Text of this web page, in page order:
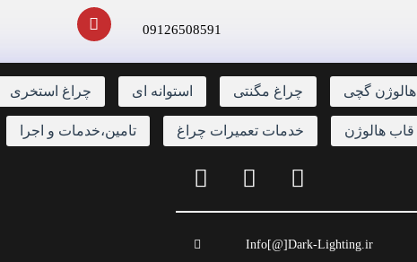
09126508591
هالوژن گچی چراغ مگنتی استوانه ای چراغ استخری
قاب هالوژن خدمات تعمیرات چراغ تامین،خدمات و اجرا
Info[@]Dark-Lighting.ir